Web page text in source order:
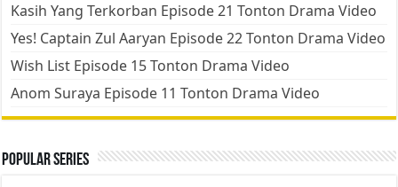
Kasih Yang Terkorban Episode 21 Tonton Drama Video
Yes! Captain Zul Aaryan Episode 22 Tonton Drama Video
Wish List Episode 15 Tonton Drama Video
Anom Suraya Episode 11 Tonton Drama Video
Popular Series